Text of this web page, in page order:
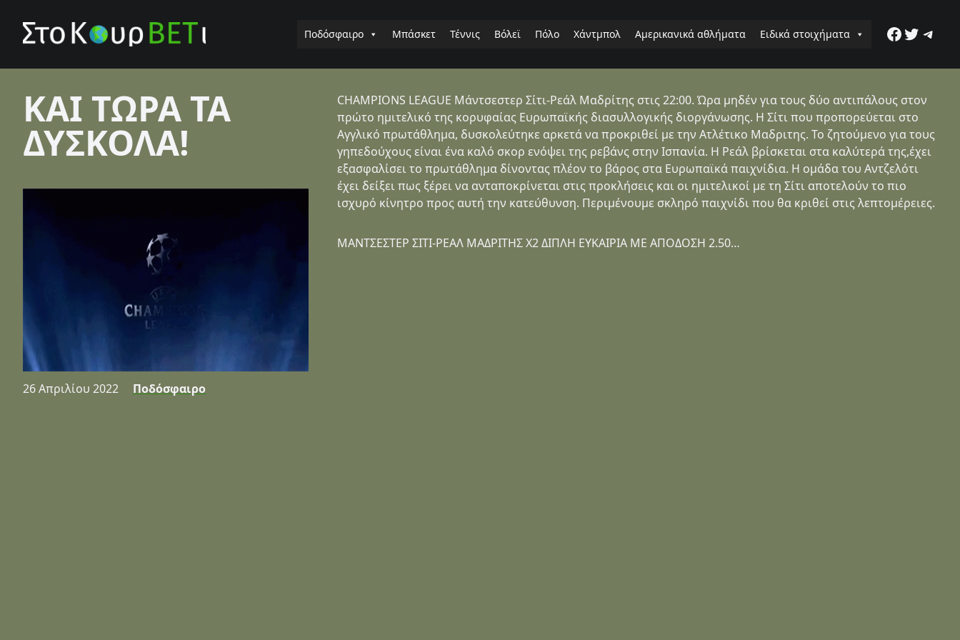
Ποδόσφαιρο Μπάσκετ Τέννις Βόλεϊ Πόλο Χάντμπολ Αμερικανικά αθλήματα Ειδικά στοιχήματα Twitter
ΚΑΙ ΤΩΡΑ ΤΑ
ΔΥΣΚΟΛΑ!
26 Απριλίου 2022 Ποδόσφαιρο
CHAMPIONS LEAGUE Μάντσεστερ Σίτι-Ρεάλ Μαδρίτης στις 22:00. Ώρα μηδέν για τους δύο αντιπάλους στον
πρώτο ημιτελικό της κορυφαίας Ευρωπαϊκής διασυλλογικής διοργάνωσης. Η Σίτι που προπορεύεται στο
Αγγλικό πρωτάθλημα, δυσκολεύτηκε αρκετά να προκριθεί με την Ατλέτικο Μαδριτης. Το ζητούμενο για τους
γηπεδούχους είναι ένα καλό σκορ ενόψει της ρεβάνς στην Ισπανία. Η Ρεάλ βρίσκεται στα καλύτερά της,έχει
εξασφαλίσει το πρωτάθλημα δίνοντας πλέον το βάρος στα Ευρωπαϊκά παιχνίδια. Η ομάδα του Αντζελότι
έχει δείξει πως ξέρει να ανταποκρίνεται στις προκλήσεις και οι ημιτελικοί με τη Σίτι αποτελούν το πιο
ισχυρό κίνητρο προς αυτή την κατεύθυνση. Περιμένουμε σκληρό παιχνίδι που θα κριθεί στις λεπτομέρειες.
ΜΑΝΤΣΕΣΤΕΡ ΣΙΤΙ-ΡΕΑΛ ΜΑΔΡΙΤΗΣ Χ2 ΔΙΠΛΗ ΕΥΚΑΙΡΙΑ ΜΕ ΑΠΟΔΟΣΗ 2.50…